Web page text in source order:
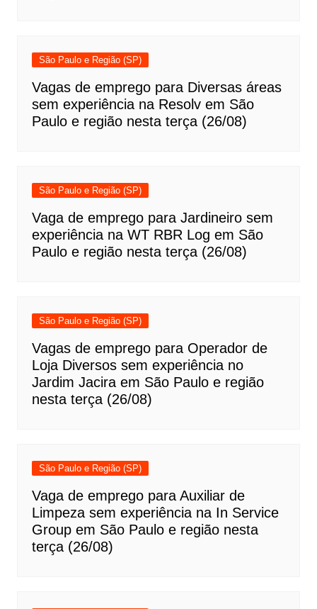
São Paulo e Região (SP)
Vagas de emprego para Diversas áreas
sem experiência na Resolv em São
Paulo e região nesta terça (26/08)
São Paulo e Região (SP)
Vaga de emprego para Jardineiro sem
experiência na WT RBR Log em São
Paulo e região nesta terça (26/08)
São Paulo e Região (SP)
Vagas de emprego para Operador de
Loja Diversos sem experiência no
Jardim Jacira em São Paulo e região
nesta terça (26/08)
São Paulo e Região (SP)
Vaga de emprego para Auxiliar de
Limpeza sem experiência na In Service
Group em São Paulo e região nesta
terça (26/08)